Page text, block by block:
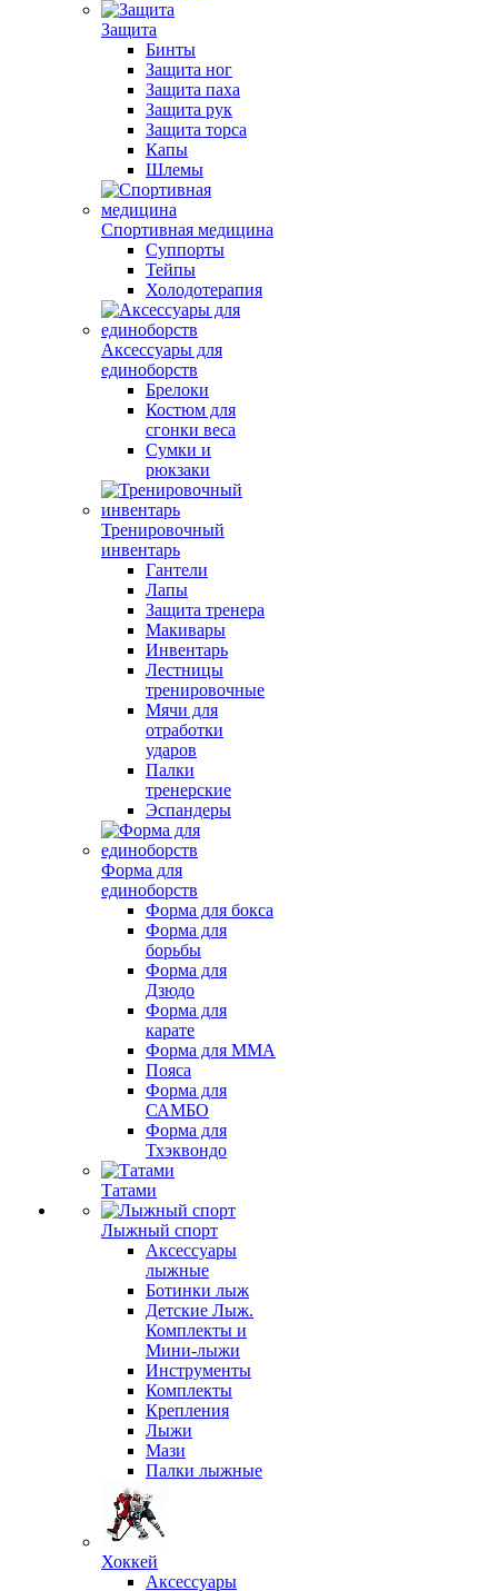
Защита
Бинты
Защита ног
Защита паха
Защита рук
Защита торса
Капы
Шлемы
Спортивная медицина
Суппорты
Тейпы
Холодотерапия
Аксессуары для
единоборств
Брелоки
Костюм для
сгонки веса
Сумки и
рюкзаки
Тренировочный
инвентарь
Гантели
Лапы
Защита тренера
Макивары
Инвентарь
Лестницы
тренировочные
Мячи для
отработки
ударов
Палки
тренерские
Эспандеры
Форма для
единоборств
Форма для бокса
Форма для
борьбы
Форма для
Дзюдо
Форма для
карате
Форма для MMA
Пояса
Форма для
САМБО
Форма для
Тхэквондо
Татами
Лыжный спорт
Аксессуары
лыжные
Ботинки лыж
Детские Лыж.
Комплекты и
Мини-лыжи
Инструменты
Комплекты
Крепления
Лыжи
Мази
Палки лыжные
Хоккей
Аксессуары